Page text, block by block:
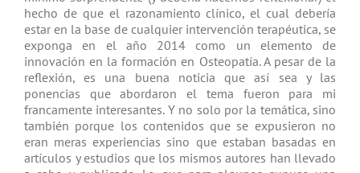
hecho de que el razonamiento clínico, el cual debería
estar en la base de cualquier intervención terapéutica, se
exponga en el año 2014 como un elemento de
innovación en la formación en Osteopatía. A pesar de la
reflexión, es una buena noticia que así sea y las
ponencias que abordaron el tema fueron para mi
francamente interesantes. Y no solo por la temática, sino
también porque los contenidos que se expusieron no
eran meras experiencias sino que estaban basadas en
artículos y estudios que los mismos autores han llevado